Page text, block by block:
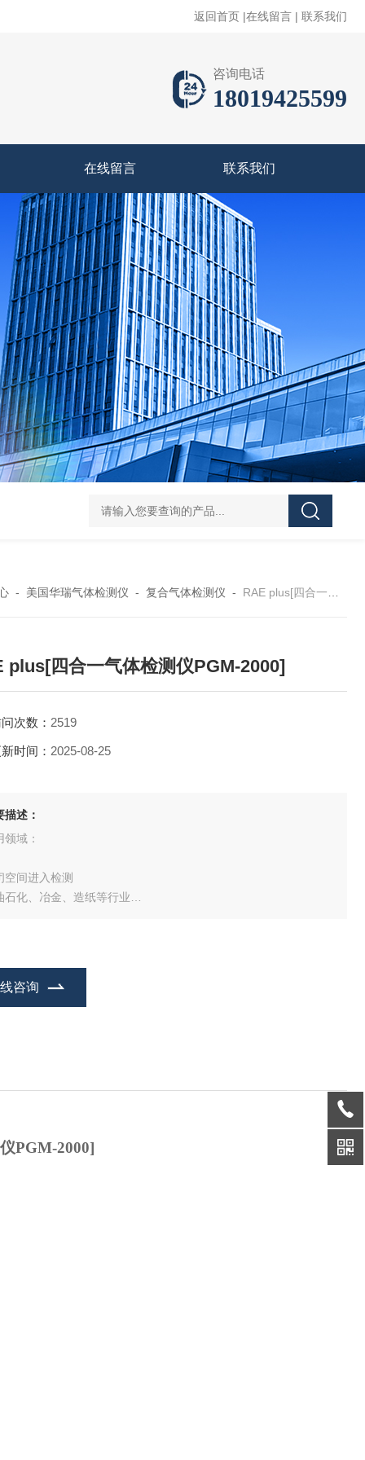
返回首页 |在线留言 | 联系我们
咨询电话
18019425599
在线留言 联系我们
GammaVision伽马能谱分析软件 GammaVision报告生成器
- 美国华瑞气体检测仪 - 复合气体检测仪 - RAE plus[四合一气体检测仪PGM-2000]
plus[四合一气体检测仪PGM-2000]
次数： 2519
时间： 2025-08-25
描述：
领域：
空间进入检测
石化、冶金、造纸等行业
咨询
PGM-2000]